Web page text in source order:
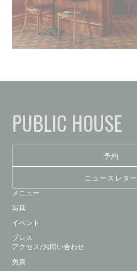
PUBLIC HOUSE
予約
ニュースレター
メニュー
写真
イベント
プレス
アクセス/お問い合わせ
免責